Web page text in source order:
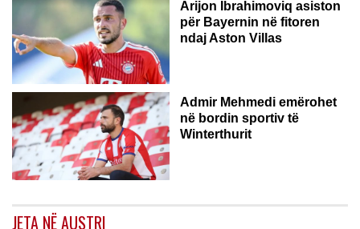
Arijon Ibrahimoviq asiston
për Bayernin në fitoren
ndaj Aston Villas
ZVICËR
Admir Mehmedi emërohet
në bordin sportiv të
Winterthurit
JETA NË AUSTRI